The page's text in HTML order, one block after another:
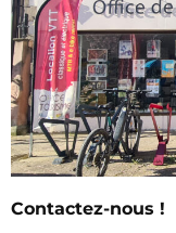
Contactez-nous !